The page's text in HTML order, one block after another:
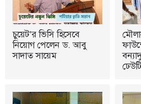
চুয়েট’র ভিসি হিসেবে
নিয়োগ পেলেন ড. আবু
সাদাত সায়েম